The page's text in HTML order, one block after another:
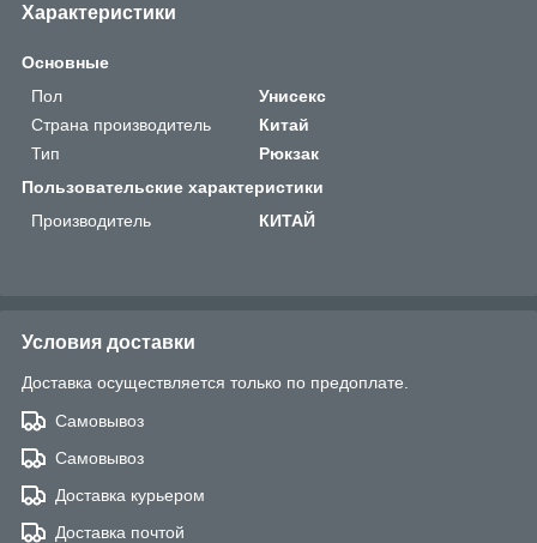
Характеристики
Основные
Пол
Унисекс
Страна производитель
Китай
Тип
Рюкзак
Пользовательские характеристики
Производитель
КИТАЙ
Условия доставки
Доставка осуществляется только по предоплате.
Самовывоз
Самовывоз
Доставка курьером
Доставка почтой